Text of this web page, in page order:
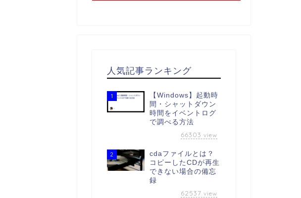
人気記事ランキング
1
【Windows】起動時
間・シャットダウン
時間をイベントログ
で調べる方法
66303 view
2
cdaファイルとは？
コピーしたCDが再生
できない場合の備忘
録
62537 view